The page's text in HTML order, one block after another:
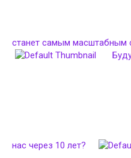
станет самым масштабным
нас через 10 лет?